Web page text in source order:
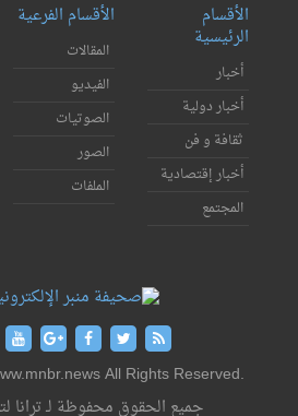
الأقسام
الرئيسية
أخبار
أخبار دولية
ثقافة و فن
أخبار إقتصادية
المجتمع
الأقسام الفرعية
المقالات
الفيديو
الصوتيات
الصور
الملفات
All Rights Reserved.
جميع الحقوق محفوظة لـ ترانا